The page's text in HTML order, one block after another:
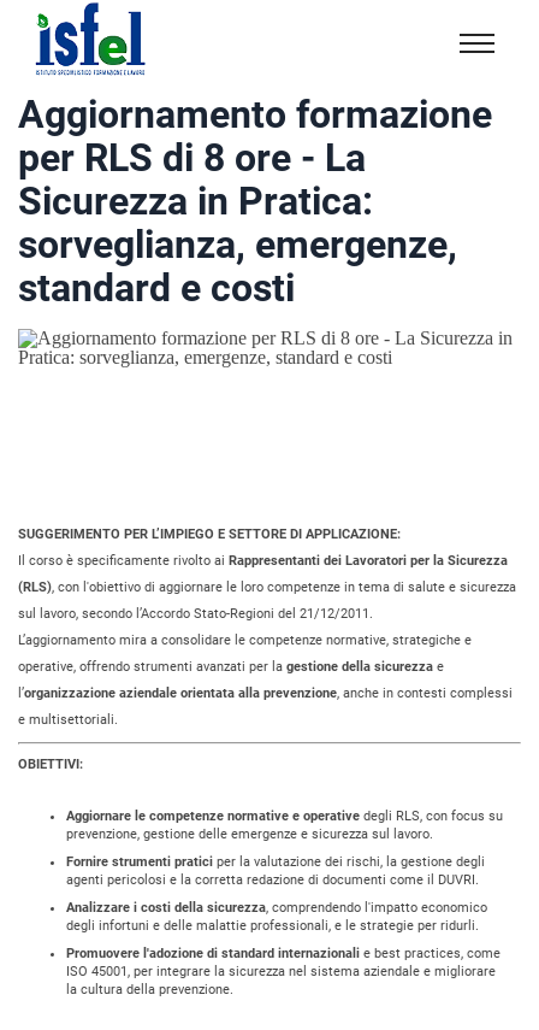
Isfel
Istituto
specialistico
formazione
e
lavoro
Aggiornamento formazione
per RLS di 8 ore - La
Sicurezza in Pratica:
sorveglianza, emergenze,
standard e costi
SUGGERIMENTO PER L’IMPIEGO E SETTORE DI APPLICAZIONE:
Il corso è specificamente rivolto ai Rappresentanti dei Lavoratori per la Sicurezza
(RLS), con l'obiettivo di aggiornare le loro competenze in tema di salute e sicurezza
sul lavoro, secondo l’Accordo Stato-Regioni del 21/12/2011.
L’aggiornamento mira a consolidare le competenze normative, strategiche e
operative, offrendo strumenti avanzati per la gestione della sicurezza e
l’organizzazione aziendale orientata alla prevenzione, anche in contesti complessi
e multisettoriali.
OBIETTIVI:
Aggiornare le competenze normative e operative degli RLS, con focus su
prevenzione, gestione delle emergenze e sicurezza sul lavoro.
Fornire strumenti pratici per la valutazione dei rischi, la gestione degli
agenti pericolosi e la corretta redazione di documenti come il DUVRI.
Analizzare i costi della sicurezza, comprendendo l'impatto economico
degli infortuni e delle malattie professionali, e le strategie per ridurli.
Promuovere l'adozione di standard internazionali e best practices, come
ISO 45001, per integrare la sicurezza nel sistema aziendale e migliorare
la cultura della prevenzione.